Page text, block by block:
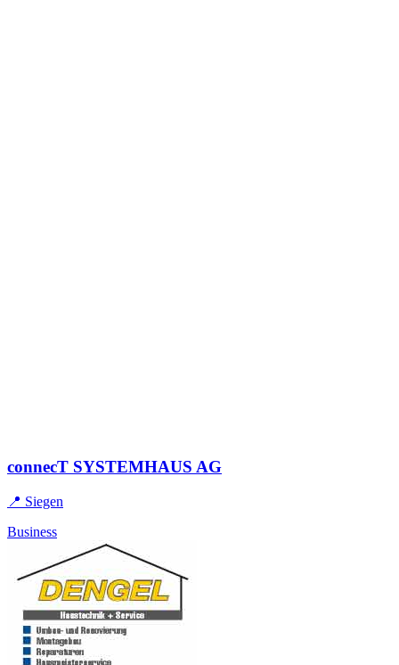
connecT SYSTEMHAUS AG
📍 Siegen
Business